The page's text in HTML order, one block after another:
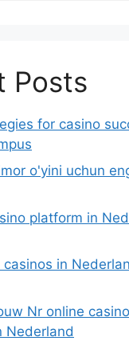
Posts
for casino
o'yini uchun
platform in
casinos in
Nr online
Nederland